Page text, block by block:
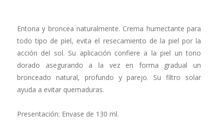
Entona y broncea naturalmente. Crema humectante para
todo tipo de piel, evita el resecamiento de la piel por la
acción del sol. Su aplicación confiere a la piel un tono
dorado asegurando a la vez en forma gradual un
bronceado natural, profundo y parejo. Su filtro solar
ayuda a evitar quemaduras.
Presentación: Envase de 130 ml.